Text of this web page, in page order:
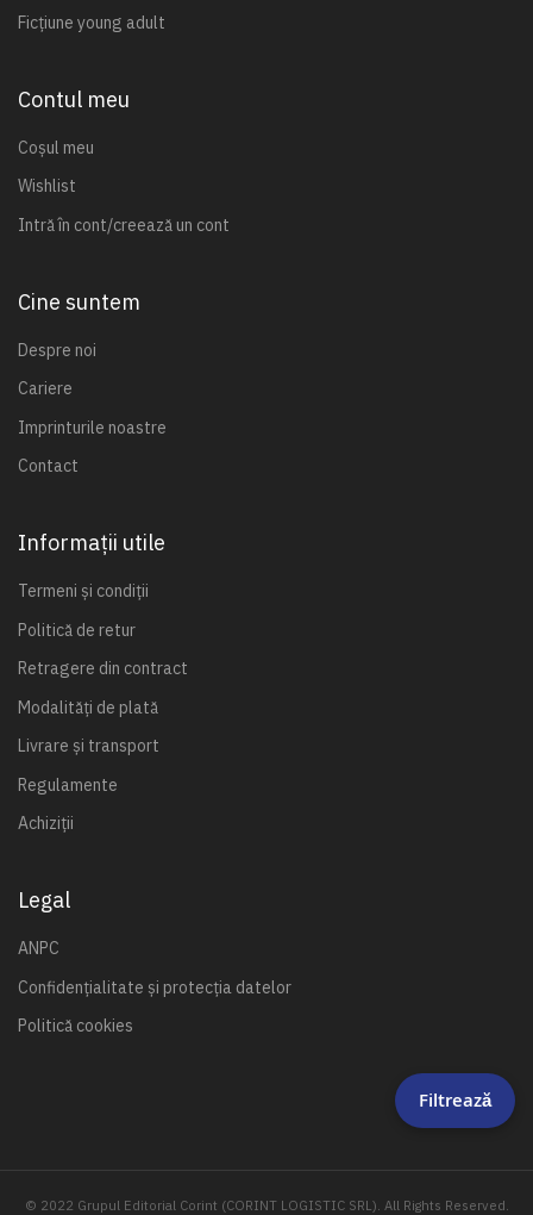
Ficțiune young adult
Contul meu
Coșul meu
Wishlist
Intră în cont/creează un cont
Cine suntem
Despre noi
Cariere
Imprinturile noastre
Contact
Informații utile
Termeni și condiții
Politică de retur
Retragere din contract
Modalități de plată
Livrare și transport
Regulamente
Achiziții
Legal
ANPC
Confidențialitate și protecția datelor
Politică cookies
© 2022 Grupul Editorial Corint (CORINT LOGISTIC SRL). All Rights Reserved.
Filtrează